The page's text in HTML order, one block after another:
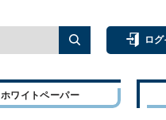
ロ
ホワイトペーパー